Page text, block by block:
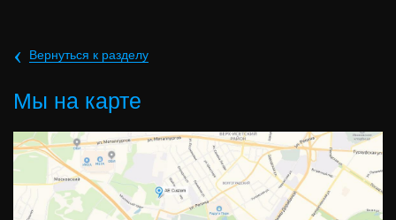
‹ Вернуться к разделу
Мы на карте